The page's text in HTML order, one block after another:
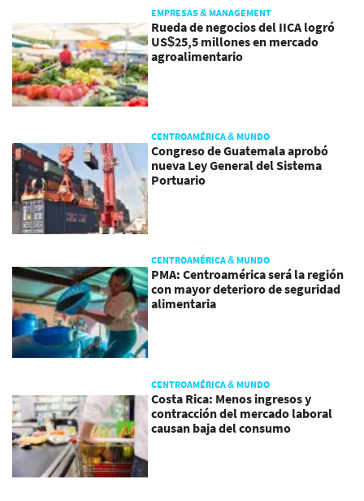
EMPRESAS & MANAGEMENT
Rueda de negocios del IICA logró
US$25,5 millones en mercado
agroalimentario
CENTROAMÉRICA & MUNDO
Congreso de Guatemala aprobó
nueva Ley General del Sistema
Portuario
CENTROAMÉRICA & MUNDO
PMA: Centroamérica será la región
con mayor deterioro de seguridad
alimentaria
CENTROAMÉRICA & MUNDO
Costa Rica: Menos ingresos y
contracción del mercado laboral
causan baja del consumo